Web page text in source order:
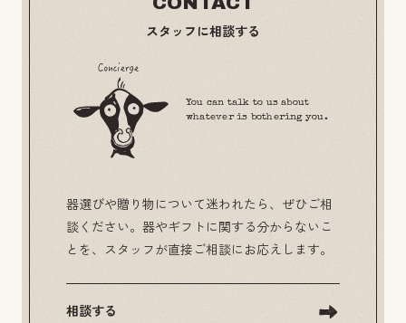
スタッフに相談する
You can talk to us about
whatever is bothering you.
器選びや贈り物について迷われたら、ぜひご相
談ください。器やギフトに関する分からないこ
とを、スタッフが直接ご相談にお応えします。
相談する